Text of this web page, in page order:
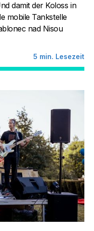
damit der Koloss in
mobile Tankstelle
nad Nisou
5 min. Lesezeit